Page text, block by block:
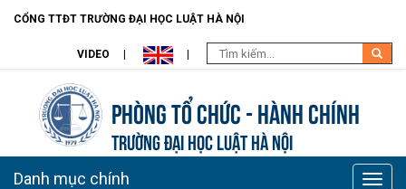
CỔNG TTĐT TRƯỜNG ĐẠI HỌC LUẬT HÀ NỘI
VIDEO
Phòng Tổ chức - Hành chính
TRƯỜNG ĐẠI HỌC LUẬT HÀ NỘI
Toggle
Danh mục chính